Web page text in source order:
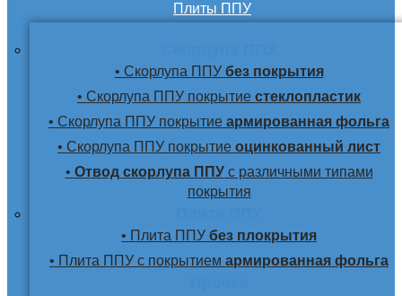
Плиты ППУ
• Скорлупа ППУбез покрытия
• Скорлупа ППУ покрытие стеклопластик
• Скорлупа ППУ покрытие армированная фольга
• Скорлупа ППУ покрытие оцинкованный лист
• Отвод скорлупа ППУс различными типами
покрытия
• Плита ППУ без плокрытия
• Плита ППУ с покрытием армированная фольга